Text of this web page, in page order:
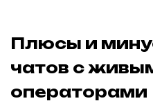
Плюсы и
чатов с
операторами